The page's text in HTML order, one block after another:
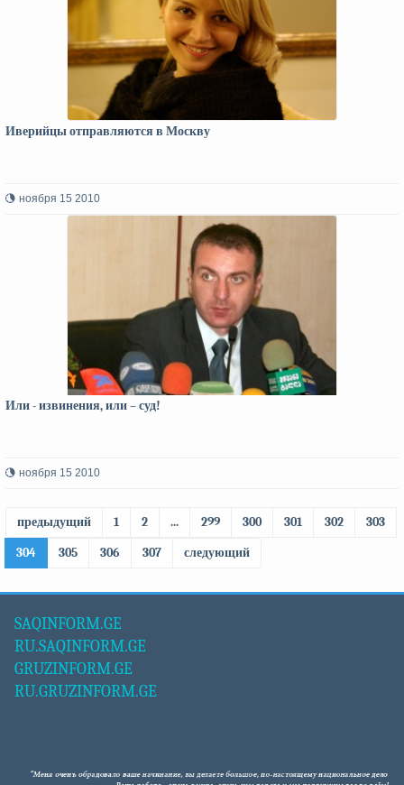
Иверийцы отправляются в Москву
ноября 15 2010
Или - извинения, или – суд!
ноября 15 2010
предыдущий 1 2 ... 299 300 301 302
303
304
305 306 307 следующий
SAQINFORM.GE
RU.SAQINFORM.GE
GRUZINFORM.GE
RU.GRUZINFORM.GE